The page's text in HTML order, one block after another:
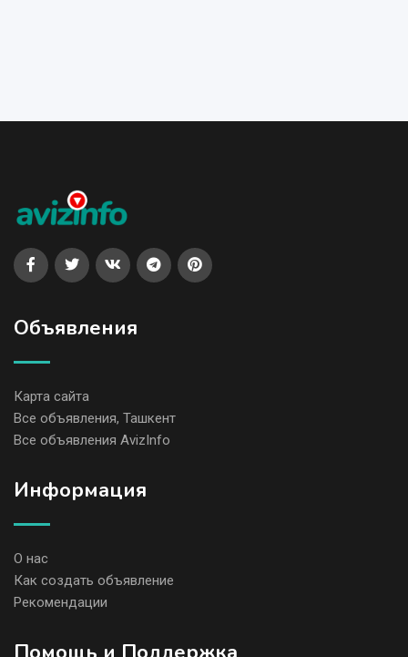
Объявления
Карта сайта
Все объявления, Ташкент
Все объявления AvizInfo
Информация
О нас
Как создать объявление
Рекомендации